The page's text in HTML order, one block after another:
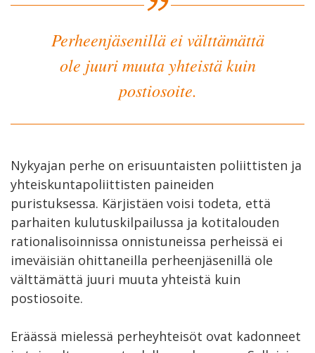
Perheenjäsenillä ei välttämättä
ole juuri muuta yhteistä kuin
postiosoite.
Nykyajan perhe on erisuuntaisten poliittisten ja
yhteiskuntapoliittisten paineiden
puristuksessa. Kärjistäen voisi todeta, että
parhaiten kulutuskilpailussa ja kotitalouden
rationalisoinnissa onnistuneissa perheissä ei
imeväisiän ohittaneilla perheenjäsenillä ole
välttämättä juuri muuta yhteistä kuin
postiosoite.
Eräässä mielessä perheyhteisöt ovat kadonneet